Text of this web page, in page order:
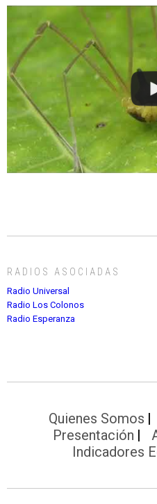
RADIOS ASOCIADAS
Radio Universal
Radio Los Colonos
Radio Esperanza
Quienes Somos
Presentación
Indicadores